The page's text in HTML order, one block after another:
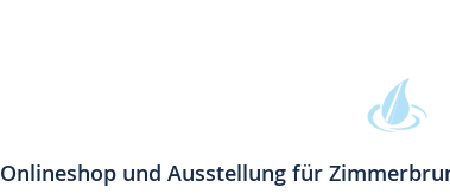
Onlineshop und Ausstellung für